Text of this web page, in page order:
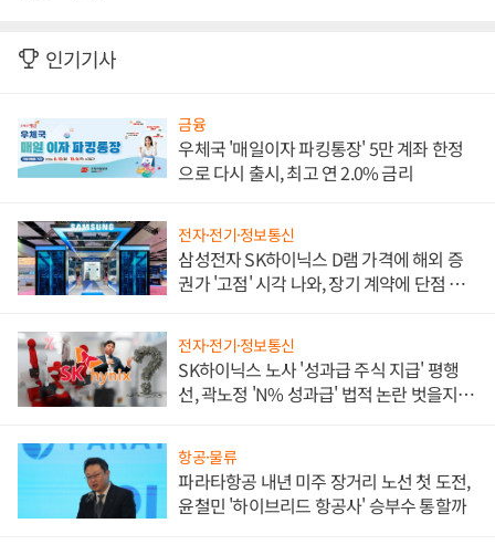
인기기사
금융
우체국 '매일이자 파킹통장' 5만 계좌 한정
으로 다시 출시, 최고 연 2.0% 금리
전자·전기·정보통신
삼성전자 SK하이닉스 D램 가격에 해외 증
권가 '고점' 시각 나와, 장기 계약에 단점 부
전자·전기·정보통신
SK하이닉스 노사 '성과급 주식 지급' 평행
선, 곽노정 'N% 성과급' 법적 논란 벗을지 주
항공·물류
파라타항공 내년 미주 장거리 노선 첫 도전,
윤철민 '하이브리드 항공사' 승부수 통할까